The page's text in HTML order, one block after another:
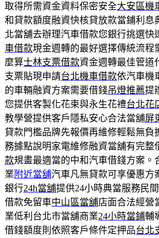
取得所需資金資料保密安全大安區機
和貸款額度融資快核貸放款當鋪利息
北當舖去辦理汽車借款您銀行挑選快
車借款現金週轉的最好選擇傳統流程
麼算士林支票借款資金週轉最佳管道
支票貼現申請台北機車借款依汽車機
的車輛融資方案需要借錢吊燈推薦提
您提供客製化花束與永生花禮台北花
教學營提供客戶隱私安心合法當舖屏
貸款門檻品牌先報價再維修輕鬆無負
務據點說明家電維修融資當舖有完整
款規畫最適當的中和汽車借錢方案。
業 附近當舖汽車凡無貸款可享優惠方
銀行24h當舖提供24小時典當服務民
借款免留車中山區當舖店面合法經營
業低利台北市當舖商業24小時當鋪輔
借錢額度則依照客戶條件定押品台北